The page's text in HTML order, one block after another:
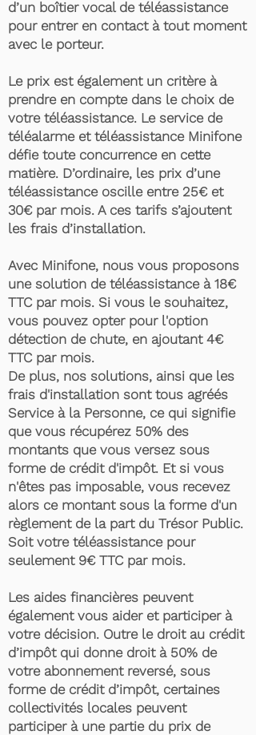
d’un boîtier vocal de téléassistance
pour entrer en contact à tout moment
avec le porteur.
Le prix est également un critère à
prendre en compte dans le choix de
votre téléassistance. Le service de
téléalarme et téléassistance Minifone
défie toute concurrence en cette
matière. D’ordinaire, les prix d’une
téléassistance oscille entre 25€ et
30€ par mois. A ces tarifs s’ajoutent
les frais d’installation.
Avec Minifone, nous vous proposons
une solution de téléassistance à 18€
TTC par mois. Si vous le souhaitez,
vous pouvez opter pour l'option
détection de chute, en ajoutant 4€
TTC par mois.
De plus, nos solutions, ainsi que les
frais d'installation sont tous agréés
Service à la Personne, ce qui signifie
que vous récupérez 50% des
montants que vous versez sous
forme de crédit d'impôt. Et si vous
n'êtes pas imposable, vous recevez
alors ce montant sous la forme d'un
règlement de la part du Trésor Public.
Soit votre téléassistance pour
seulement 9€ TTC par mois.
Les aides financières peuvent
également vous aider et participer à
votre décision. Outre le droit au crédit
d’impôt qui donne droit à 50% de
votre abonnement reversé, sous
forme de crédit d’impôt, certaines
collectivités locales peuvent
participer à une partie du prix de